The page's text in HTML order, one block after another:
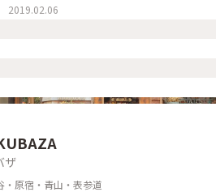
2019.02.06
ザ
・原宿・青山・表参道